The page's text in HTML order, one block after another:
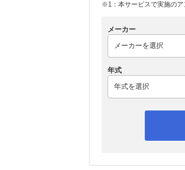
※1：本サービスで実施のア
メーカー
年式